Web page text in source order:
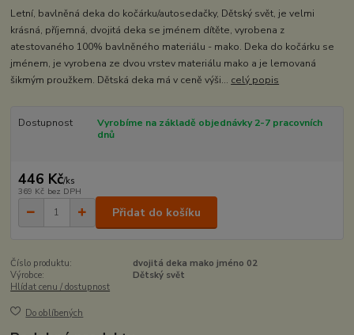
Letní, bavlněná deka do kočárku/autosedačky, Dětský svět, je velmi
krásná, příjemná, dvojitá deka se jménem dítěte, vyrobena z
atestovaného 100% bavlněného materiálu - mako. Deka do kočárku se
jménem, je vyrobena ze dvou vrstev materiálu mako a je lemovaná
šikmým proužkem. Dětská deka má v ceně výši... celý popis
Dostupnost
Vyrobíme na základě objednávky 2-7 pracovních
dnů
446 Kč/ks
369 Kč bez DPH
Přidat do košíku
Číslo produktu:
dvojitá deka mako jméno 02
Výrobce:
Dětský svět
Hlídat cenu / dostupnost
Do oblíbených